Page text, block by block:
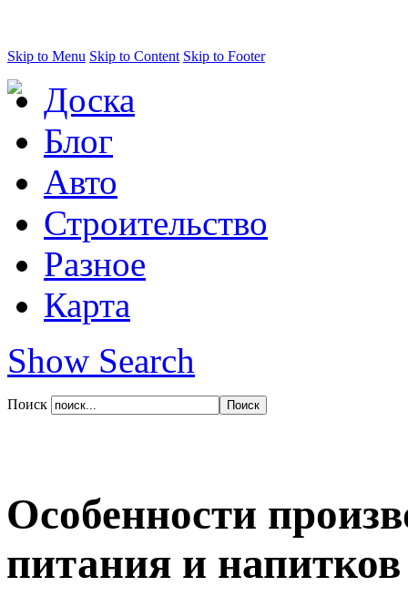
Skip to Menu Skip to Content Skip to Footer
Доска
Блог
Авто
Строительство
Разное
Карта
Show Search
Поиск
Особенности
питания и напитков